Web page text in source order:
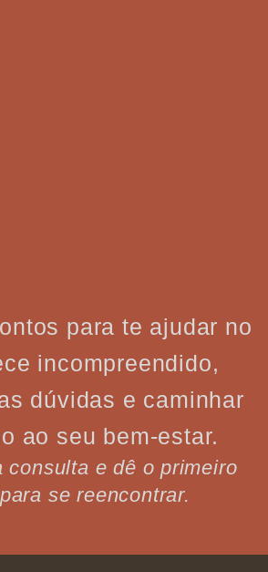
para te ajudar no
incompreendido,
dúvidas e caminhar
ao seu bem-estar.
consulta e dê o primeiro
se reencontrar.